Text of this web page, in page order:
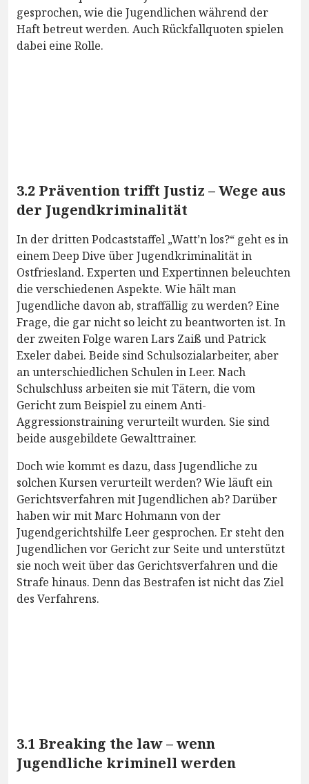
gesprochen, wie die Jugendlichen während der
Haft betreut werden. Auch Rückfallquoten spielen
dabei eine Rolle.
3.2 Prävention trifft Justiz – Wege aus
der Jugendkriminalität
In der dritten Podcaststaffel „Watt’n los?“ geht es in
einem Deep Dive über Jugendkriminalität in
Ostfriesland. Experten und Expertinnen beleuchten
die verschiedenen Aspekte. Wie hält man
Jugendliche davon ab, straffällig zu werden? Eine
Frage, die gar nicht so leicht zu beantworten ist. In
der zweiten Folge waren Lars Zaiß und Patrick
Exeler dabei. Beide sind Schulsozialarbeiter, aber
an unterschiedlichen Schulen in Leer. Nach
Schulschluss arbeiten sie mit Tätern, die vom
Gericht zum Beispiel zu einem Anti-
Aggressionstraining verurteilt wurden. Sie sind
beide ausgebildete Gewalttrainer.
Doch wie kommt es dazu, dass Jugendliche zu
solchen Kursen verurteilt werden? Wie läuft ein
Gerichtsverfahren mit Jugendlichen ab? Darüber
haben wir mit Marc Hohmann von der
Jugendgerichtshilfe Leer gesprochen. Er steht den
Jugendlichen vor Gericht zur Seite und unterstützt
sie noch weit über das Gerichtsverfahren und die
Strafe hinaus. Denn das Bestrafen ist nicht das Ziel
des Verfahrens.
3.1 Breaking the law – wenn
Jugendliche kriminell werden